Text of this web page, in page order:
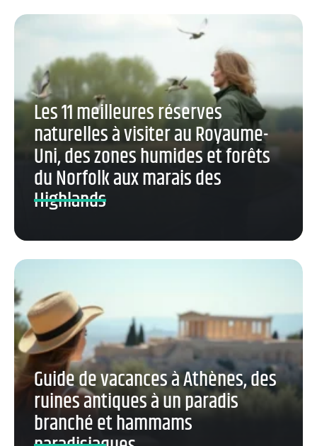
Les 11 meilleures réserves
naturelles à visiter au Royaume-
Uni, des zones humides et forêts
du Norfolk aux marais des
Highlands
Guide de vacances à Athènes, des
ruines antiques à un paradis
branché et hammams